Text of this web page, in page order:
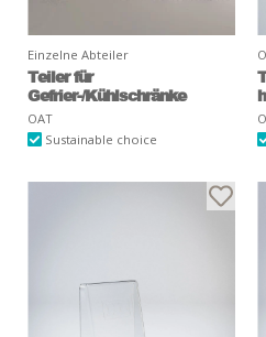
Einzelne Abteiler
Teiler für
Gefrier-/Kühlschränke
OAT
Sustainable choice